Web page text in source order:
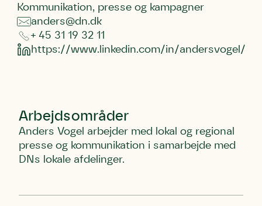
Kommunikation, presse og kampagner
anders@dn.dk
+ 45 31 19 32 11
https://www.linkedin.com/in/andersvogel/
Arbejdsområder
Anders Vogel arbejder med lokal og regional
presse og kommunikation i samarbejde med
DNs lokale afdelinger.
Skriv under (hjørring)
Fornavn
Email
Danmarks Naturfredningsforening må gerne
Sund Limfjord
Fornavn
Email
Danmarks Naturfredningsforening må gerne
Storken tilbage til Kolding
Fornavn
Email
Danmarks Naturfredningsforening må gerne